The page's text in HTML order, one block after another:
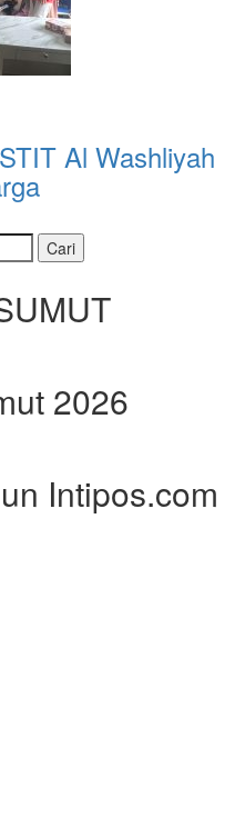
Al Washliyah
2026
Intipos.com